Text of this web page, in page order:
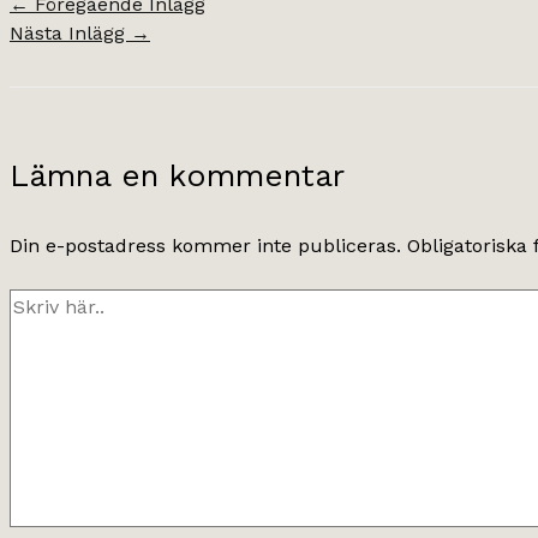
Nästa Inlägg →
Lämna en kommentar
Din e-postadress kommer inte publiceras.
Skriv